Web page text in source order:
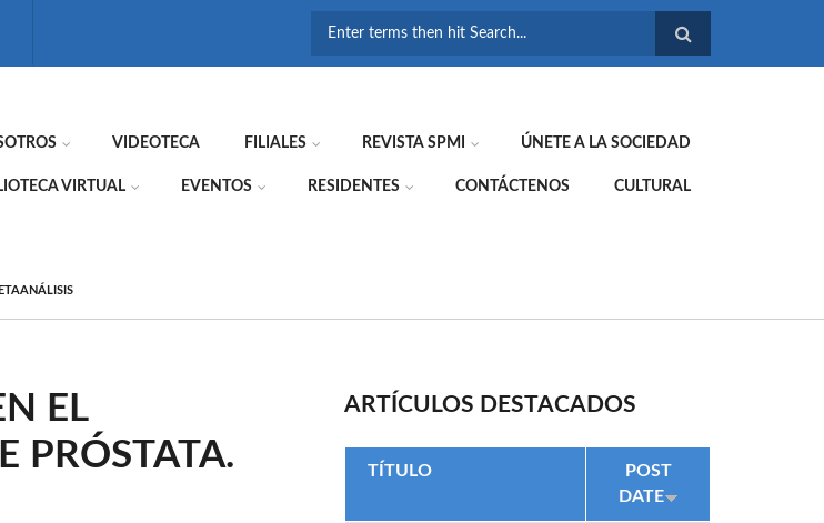
VIDEOTECA FILIALES REVISTA SPMI ÚNETE A LA SOCIEDAD
VIRTUAL EVENTOS RESIDENTES CONTÁCTENOS CULTURAL
EL
PRÓSTATA.
ARTÍCULOS DESTACADOS
TÍTULO
POST
DATE